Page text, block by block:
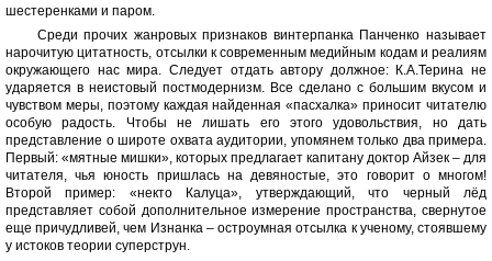
шестеренками и паром.
Среди прочих жанровых признаков винтерпанка Панченко называет
нарочитую цитатность, отсылки к современным медийным кодам и реалиям
окружающего нас мира. Следует отдать автору должное: К.А.Терина не
ударяется в неистовый постмодернизм. Все сделано с большим вкусом и
чувством меры, поэтому каждая найденная «пасхалка» приносит читателю
особую радость. Чтобы не лишать его этого удовольствия, но дать
представление о широте охвата аудитории, упомянем только два примера.
Первый: «мятные мишки», которых предлагает капитану доктор Айзек – для
читателя, чья юность пришлась на девяностые, это говорит о многом!
Второй пример: «некто Калуца», утверждающий, что черный лёд
представляет собой дополнительное измерение пространства, свернутое
еще причудливей, чем Изнанка – остроумная отсылка к ученому, стоявшему
у истоков теории суперструн.